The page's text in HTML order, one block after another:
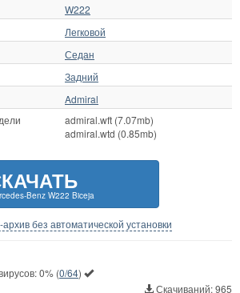
W222
Легковой
Седан
Задний
Admiral
admiral.wft (7.07mb)
admiral.wtd (0.85mb)
Benz W222 Biceja
архив без автоматической установки
0% (0/64)
Скачиваний: 965